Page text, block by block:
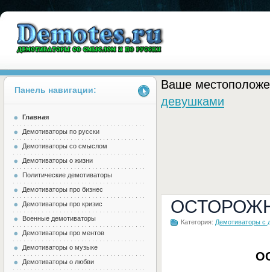
Demotes.ru
Ваше
девушками
Категория: Демотиваторы с
Панель навигации:
Главная
Демотиваторы по русски
Демотиваторы со смыслом
Демотиваторы о жизни
Политические демотиваторы
Демотиваторы про бизнес
Демотиваторы про кризис
Военные демотиваторы
Демотиваторы про ментов
Демотиваторы о музыке
Демотиваторы о любви